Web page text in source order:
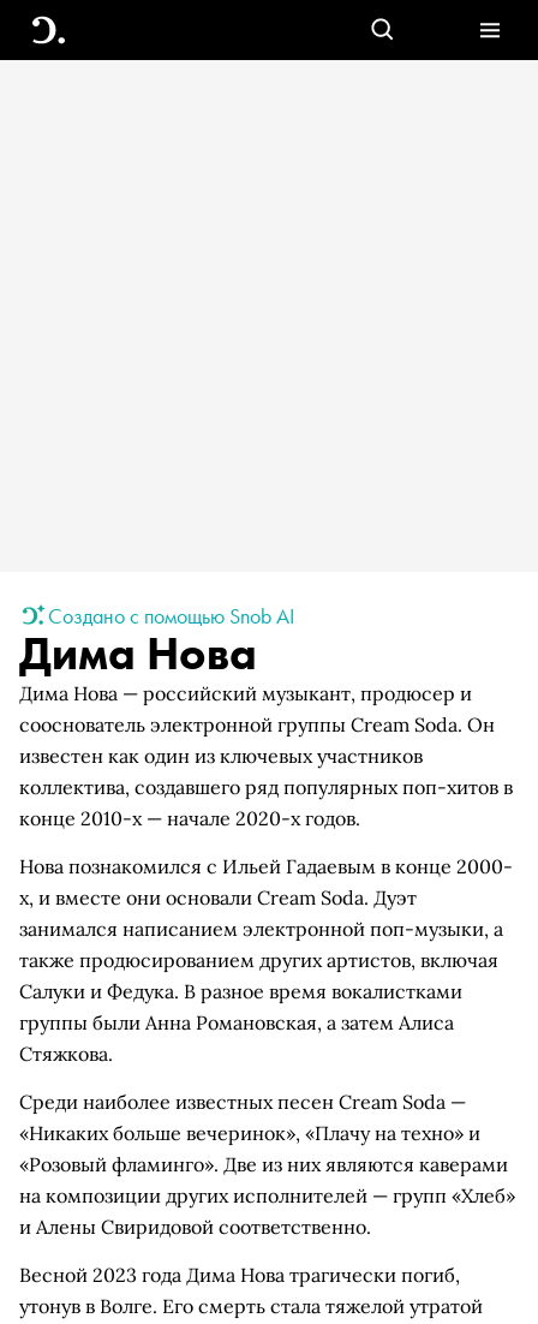
Создано с помощью Snob AI
Дима Нова
Дима Нова — российский музыкант, продюсер и
сооснователь электронной группы Cream Soda. Он
известен как один из ключевых участников
коллектива, создавшего ряд популярных поп-хитов в
конце 2010-х — начале 2020-х годов.
Нова познакомился с Ильей Гадаевым в конце 2000-
х, и вместе они основали Cream Soda. Дуэт
занимался написанием электронной поп-музыки, а
также продюсированием других артистов, включая
Салуки и Федука. В разное время вокалистками
группы были Анна Романовская, а затем Алиса
Стяжкова.
Среди наиболее известных песен Cream Soda —
«Никаких больше вечеринок», «Плачу на техно» и
«Розовый фламинго». Две из них являются каверами
на композиции других исполнителей — групп «Хлеб»
и Алены Свиридовой соответственно.
Весной 2023 года Дима Нова трагически погиб,
утонув в Волге. Его смерть стала тяжелой утратой